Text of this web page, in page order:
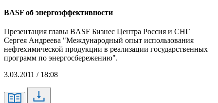
BASF об энергоэффективности
Презентация главы BASF Бизнес Центра Россия и СНГ
Сергея Андреева "Международный опыт использования
нефтехимической продукции в реализации государственных
программ по энергосбережению".
3.03.2011 / 18:08